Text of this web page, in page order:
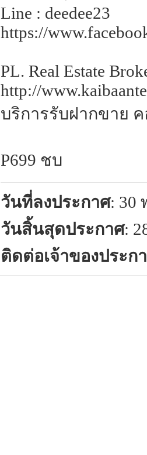
Line : deedee23
https://
PL. Real Estate
http://
บริการรับฝากขาย
P699 ชบ
วันที่ลงประกาศ: 30
วันสิ้นสุดประกาศ:
ติดต่อเจ้าของประก